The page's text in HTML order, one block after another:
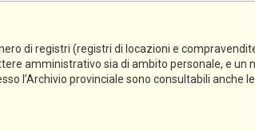
di registri (registri di locazioni e
amministrativo sia di ambito personale, e un
l’Archivio provinciale sono consultabili anche